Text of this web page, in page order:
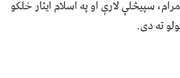
سپیڅلې لارې او په اسلام ایثار خلکو
ته دی.